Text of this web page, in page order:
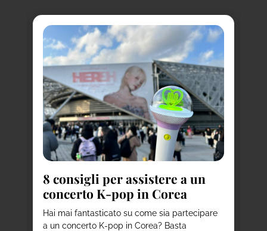
8 consigli per assistere a un
concerto K-pop in Corea
Hai mai fantasticato su come sia partecipare
a un concerto K-pop in Corea? Basta